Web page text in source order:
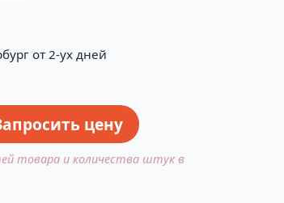
от 2-ух дней
цену
товара и количества штук в